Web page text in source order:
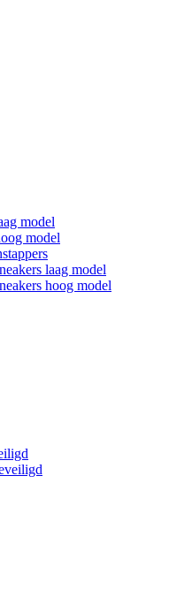
model
model
laag model
hoog model